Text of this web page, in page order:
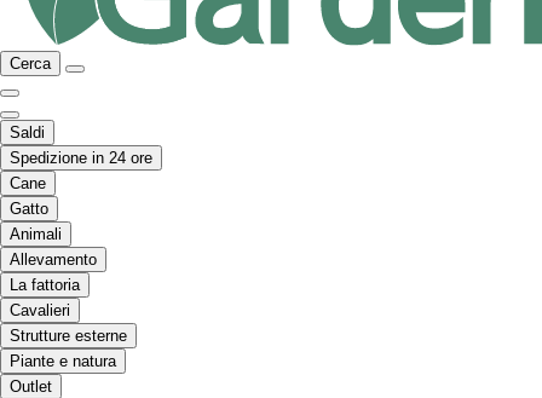
Cerca
Saldi
Spedizione in 24 ore
Cane
Gatto
Animali
Allevamento
La fattoria
Cavalieri
Strutture esterne
Piante e natura
Outlet